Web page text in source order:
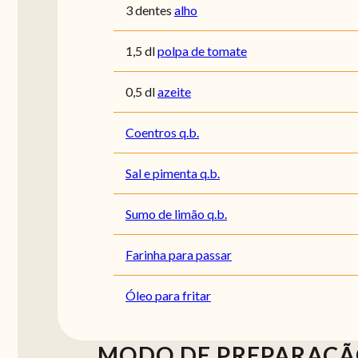
3 dentes alho
1,5 dlpolpa de tomate
0,5 dlazeite
Coentros q.b.
Sal e pimenta q.b.
Sumo de limão q.b.
Farinha para passar
Óleo para fritar